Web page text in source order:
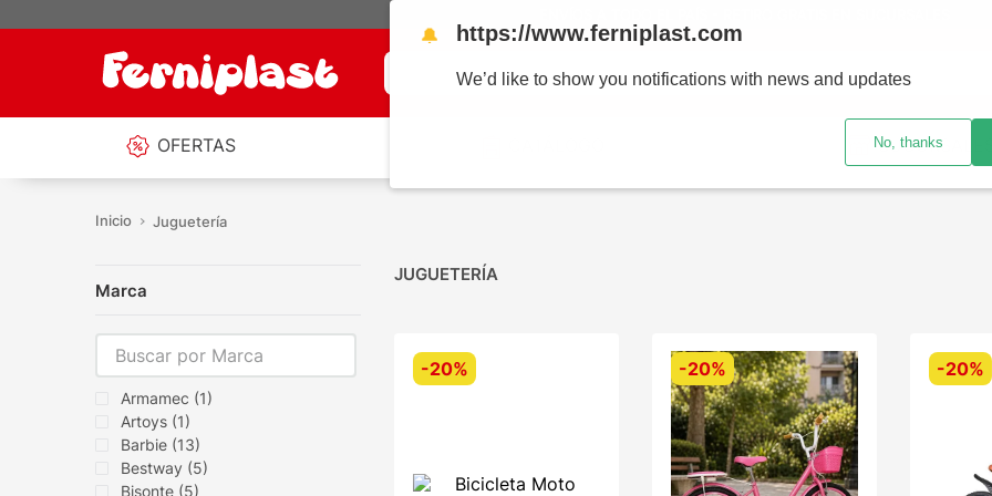
¿Qué estás buscando?
OFERTAS SUCURSALES
Juguetería
Marca
Armamec (1)
Artoys (1)
Barbie (13)
Bestway (5)
Bisonte (5)
JUGUETERÍA
-20% -20% -20%
🔔 https://www.ferniplast.com
We’d like to show you notifications with news and updates
No, thanks